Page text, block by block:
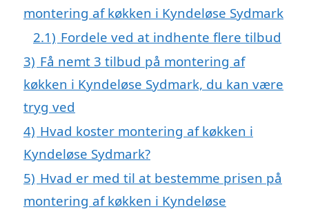
montering af køkken i Kyndeløse Sydmark
2.1) Fordele ved at indhente flere tilbud
3) Få nemt 3 tilbud på montering af
køkken i Kyndeløse Sydmark, du kan være
tryg ved
4) Hvad koster montering af køkken i
Kyndeløse Sydmark?
5) Hvad er med til at bestemme prisen på
montering af køkken i Kyndeløse